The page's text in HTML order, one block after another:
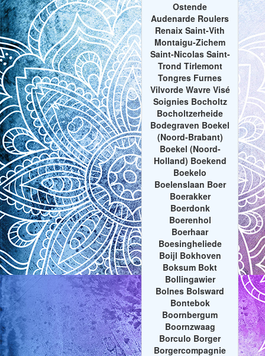
Ostende
Audenarde Roulers
Renaix Saint-Vith
Montaigu-Zichem
Saint-Nicolas Saint-
Trond Tirlemont
Tongres Furnes
Vilvorde Wavre Visé
Soignies Bocholtz
Bocholtzerheide
Bodegraven Boekel
(Noord-Brabant)
Boekel (Noord-
Holland) Boekend
Boekelo
Boelenslaan Boer
Boerakker
Boerdonk
Boerenhol
Boerhaar
Boesingheliede
Boijl Bokhoven
Boksum Bokt
Bollingawier
Bolnes Bolsward
Bontebok
Boornbergum
Boornzwaag
Borculo Borger
Borgercompagnie